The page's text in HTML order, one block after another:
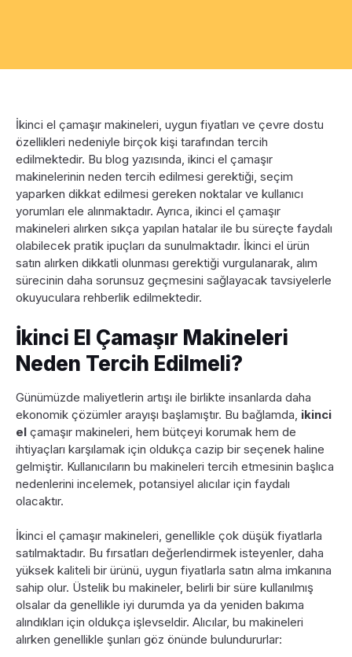
İkinci el çamaşır makineleri, uygun fiyatları ve çevre dostu
özellikleri nedeniyle birçok kişi tarafından tercih
edilmektedir. Bu blog yazısında, ikinci el çamaşır
makinelerinin neden tercih edilmesi gerektiği, seçim
yaparken dikkat edilmesi gereken noktalar ve kullanıcı
yorumları ele alınmaktadır. Ayrıca, ikinci el çamaşır
makineleri alırken sıkça yapılan hatalar ile bu süreçte faydalı
olabilecek pratik ipuçları da sunulmaktadır. İkinci el ürün
satın alırken dikkatli olunması gerektiği vurgulanarak, alım
sürecinin daha sorunsuz geçmesini sağlayacak tavsiyelerle
okuyuculara rehberlik edilmektedir.
İkinci El Çamaşır Makineleri
Neden Tercih Edilmeli?
Günümüzde maliyetlerin artışı ile birlikte insanlarda daha
ekonomik çözümler arayışı başlamıştır. Bu bağlamda, ikinci
el çamaşır makineleri, hem bütçeyi korumak hem de
ihtiyaçları karşılamak için oldukça cazip bir seçenek haline
gelmiştir. Kullanıcıların bu makineleri tercih etmesinin başlıca
nedenlerini incelemek, potansiyel alıcılar için faydalı
olacaktır.
İkinci el çamaşır makineleri, genellikle çok düşük fiyatlarla
satılmaktadır. Bu fırsatları değerlendirmek isteyenler, daha
yüksek kaliteli bir ürünü, uygun fiyatlarla satın alma imkanına
sahip olur. Üstelik bu makineler, belirli bir süre kullanılmış
olsalar da genellikle iyi durumda ya da yeniden bakıma
alındıkları için oldukça işlevseldir. Alıcılar, bu makineleri
alırken genellikle şunları göz önünde bulundururlar: